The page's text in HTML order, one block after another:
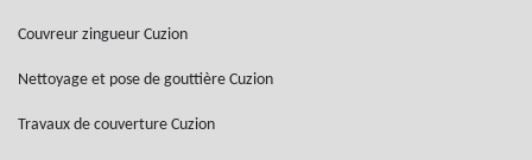
Couvreur zingueur Cuzion
Nettoyage et pose de gouttière Cuzion
Travaux de couverture Cuzion